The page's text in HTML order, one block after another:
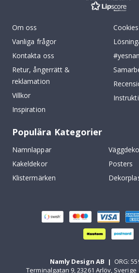
Om oss
Vanliga frågor
Kontakta oss
Retur, ångerrätt &
reklamation
Villkor
Inspiration
Cookies
Populära Kategorier
Namnlappar
Kakeldekor
Posters
Klistermärken
Namly Design AB | ORG:
Terminalgatan 9, 23261 Arlöv, Sverige